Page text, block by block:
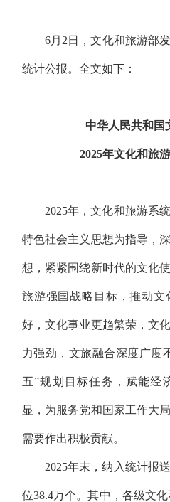
6月2日，文化和旅游部
统计公报。全文如下：
中华人民共和国
2025年文化和旅
2025年，文化和旅游系
特色社会主义思想为指导，
想，紧紧围绕新时代的文化
旅游强国战略目标，推动文
好，文化事业更趋繁荣，文
力强劲，文旅融合深度广度
五”规划目标任务，赋能经
显，为服务党和国家工作大
需要作出积极贡献。
2025年末，纳入统计报
位38.4万个。其中，各级文